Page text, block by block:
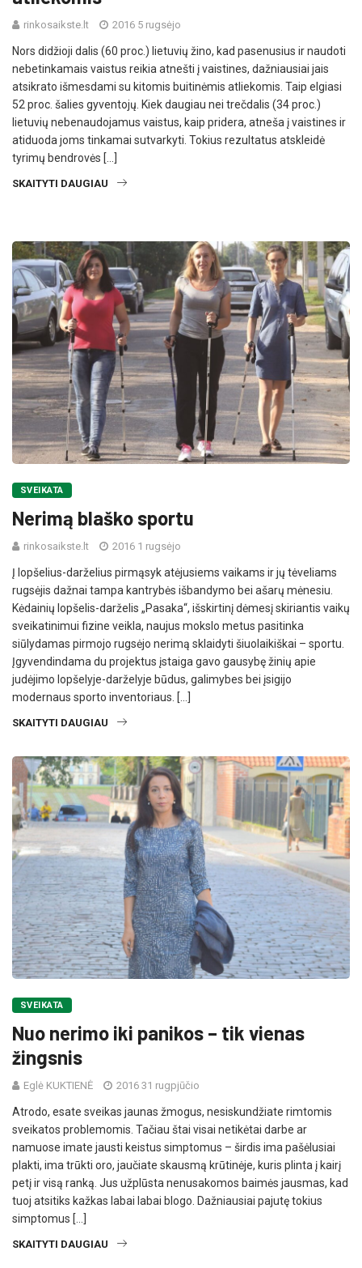
rinkosaikste.lt 2016 5 rugsėjo
Nors didžioji dalis (60 proc.) lietuvių žino, kad pasenusius ir naudoti
nebetinkamais vaistus reikia atnešti į vaistines, dažniausiai jais
atsikrato išmesdami su kitomis buitinėmis atliekomis. Taip elgiasi
52 proc. šalies gyventojų. Kiek daugiau nei trečdalis (34 proc.)
lietuvių nebenaudojamus vaistus, kaip pridera, atneša į vaistines ir
atiduoda joms tinkamai sutvarkyti. Tokius rezultatus atskleidė
tyrimų bendrovės […]
SKAITYTI DAUGIAU
SVEIKATA
Nerimą blaško sportu
rinkosaikste.lt 2016 1 rugsėjo
Į lopšelius-darželius pirmąsyk atėjusiems vaikams ir jų tėveliams
rugsėjis dažnai tampa kantrybės išbandymo bei ašarų mėnesiu.
Kėdainių lopšelis-darželis „Pasaka“, išskirtinį dėmesį skiriantis vaikų
sveikatinimui fizine veikla, naujus mokslo metus pasitinka
siūlydamas pirmojo rugsėjo nerimą sklaidyti šiuolaikiškai – sportu.
Įgyvendindama du projektus įstaiga gavo gausybę žinių apie
judėjimo lopšelyje-darželyje būdus, galimybes bei įsigijo
modernaus sporto inventoriaus. […]
SKAITYTI DAUGIAU
SVEIKATA
Nuo nerimo iki panikos – tik vienas
žingsnis
Eglė KUKTIENĖ 2016 31 rugpjūčio
Atrodo, esate sveikas jaunas žmogus, nesiskundžiate rimtomis
sveikatos problemomis. Tačiau štai visai netikėtai darbe ar
namuose imate jausti keistus simptomus – širdis ima pašėlusiai
plakti, ima trūkti oro, jaučiate skausmą krūtinėje, kuris plinta į kairį
petį ir visą ranką. Jus užplūsta nenusakomos baimės jausmas, kad
tuoj atsitiks kažkas labai labai blogo. Dažniausiai pajutę tokius
simptomus […]
SKAITYTI DAUGIAU